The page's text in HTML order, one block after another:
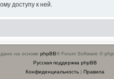
доступу к ней.
на основе phpBB® Forum Software ©
Русская поддержка phpBB
Конфиденциальность| Правила